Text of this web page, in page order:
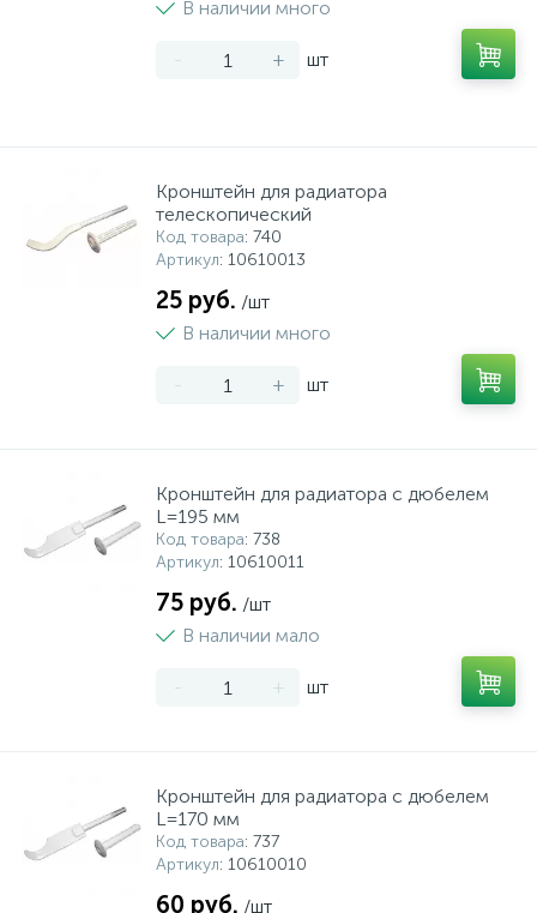
В наличии много
- + шт
Кронштейн для радиатора
телескопический
Код товара: 740
Артикул: 10610013
25 руб. /шт
В наличии много
- + шт
Кронштейн для радиатора с дюбелем
L=195 мм
Код товара: 738
Артикул: 10610011
75 руб. /шт
В наличии мало
- + шт
Кронштейн для радиатора с дюбелем
L=170 мм
Код товара: 737
Артикул: 10610010
60 руб. /шт